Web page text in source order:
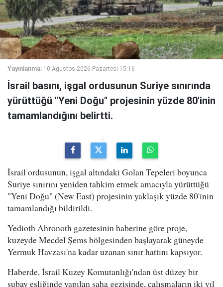
Yayınlanma: 10 Ağustos 2026 Pazartesi 15:16
İsrail basını, işgal ordusunun Suriye sınırında
yürüttüğü "Yeni Doğu" projesinin yüzde 80'inin
tamamlandığını belirtti.
İsrail ordusunun, işgal altındaki Golan Tepeleri boyunca
Suriye sınırını yeniden tahkim etmek amacıyla yürüttüğü
"Yeni Doğu" (New East) projesinin yaklaşık yüzde 80'inin
tamamlandığı bildirildi.
Yedioth Ahronoth gazetesinin haberine göre proje,
kuzeyde Mecdel Şems bölgesinden başlayarak güneyde
Yermuk Havzası'na kadar uzanan sınır hattını kapsıyor.
Haberde, İsrail Kuzey Komutanlığı'ndan üst düzey bir
subay eşliğinde yapılan saha gezisinde, çalışmaların iki yıl